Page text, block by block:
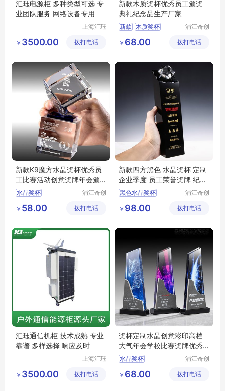
汇珏电源柜 多种类型可选 专
业团队服务 网络设备专用
上海汇珏
股份有限
￥ 3500.00 拨打电话
新款木质奖杯优秀员工颁奖
典礼纪念品生产厂家
新款 木质奖杯
纪念品生产厂家
浦江奇创
限公司
￥ 68.00 拨打电话
新款K9魔方水晶奖杯优秀员
工比赛活动创意奖牌年会颁
奖纪念品
水晶奖杯
水晶奖杯奖牌
颁奖纪念品
浦江奇创
限公司
￥ 58.00 拨打电话
新款四方黑色 水晶奖杯 定制
企业季度 员工荣誉奖牌 纪念
奖品定做
黑色水晶奖杯
员工荣誉奖牌
纪念品定制
浦江奇创
限公司
￥ 98.00 拨打电话
汇珏通信机柜 技术成熟 专业
靠谱 多样选择 响应及时
上海汇珏
股份有限
￥ 3500.00 拨打电话
奖杯定制水晶创意彩印高档
大气年会学校比赛奖牌优秀
员工团队颁奖
水晶奖杯
年会奖杯 比赛奖牌
浦江奇创
限公司
￥ 68.00 拨打电话